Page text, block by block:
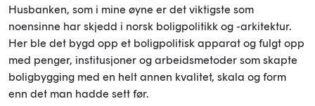
Husbanken, som i mine øyne er det viktigste som
noensinne har skjedd i norsk boligpolitikk og -arkitektur.
Her ble det bygd opp et boligpolitisk apparat og fulgt opp
med penger, institusjoner og arbeidsmetoder som skapte
boligbygging med en helt annen kvalitet, skala og form
enn det man hadde sett før.